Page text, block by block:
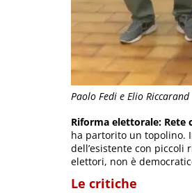
Paolo Fedi e Elio Riccarand
Riforma elettorale: Rete
ha partorito un topolino.
dell’esistente con
elettori, non è
Le critiche